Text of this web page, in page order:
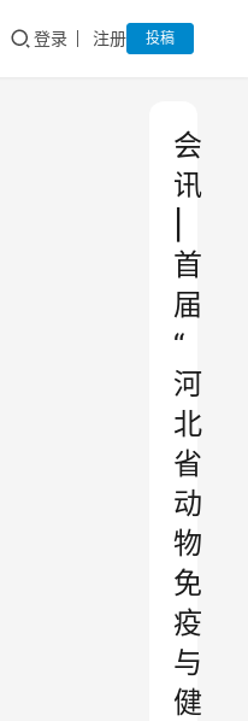
登录 注册 投稿
会
讯
首
届
“
河
北
省
动
物
免
疫
与
健